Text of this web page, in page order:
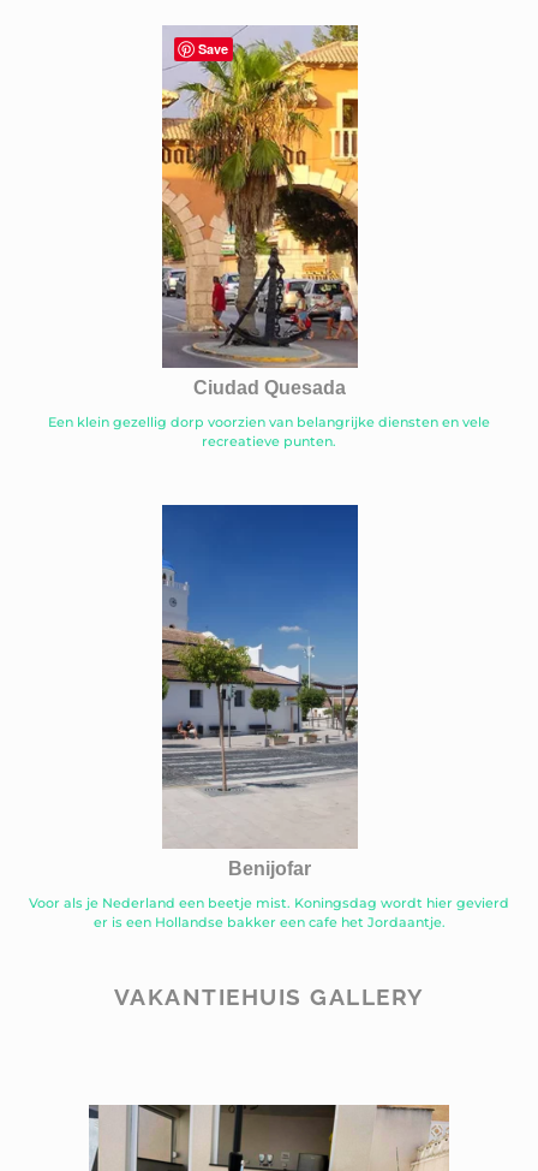
Ciudad Quesada
Een klein gezellig dorp voorzien van belangrijke diensten en vele
recreatieve punten.
Benijofar
Voor als je Nederland een beetje mist. Koningsdag wordt hier gevierd
er is een Hollandse bakker een cafe het Jordaantje.
VAKANTIEHUIS GALLERY
Save